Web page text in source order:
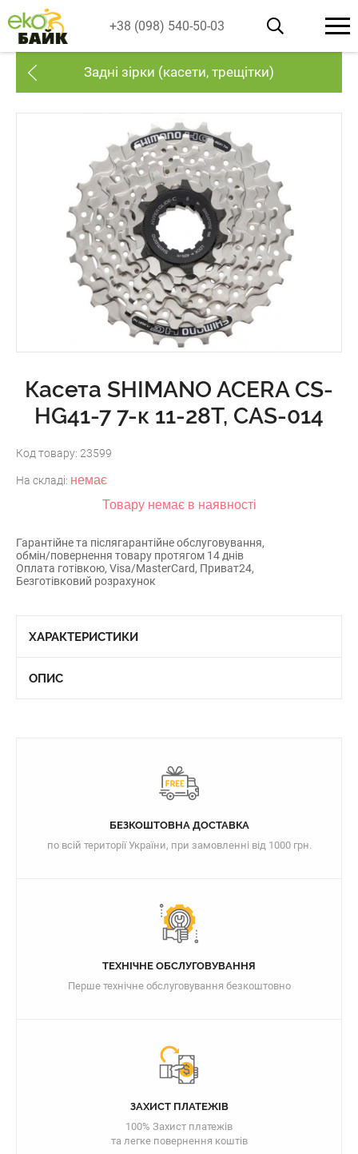
+38 (098) 540-50-03
Задні зірки (касети, трещітки)
Касета SHIMANO ACERA CS-
HG41-7 7-к 11-28T, CAS-014
Код товару: 23599
На складі: немає
Товару немає в наявності
Гарантійне та післягарантійне обслуговування,
обмін/повернення товару протягом 14 днів
Оплата готівкою, Visa/MasterCard, Приват24,
Безготівковий розрахунок
ХАРАКТЕРИСТИКИ
ОПИС
БЕЗКОШТОВНА ДОСТАВКА
по всій території України, при замовленні від 1000 грн.
ТЕХНІЧНЕ ОБСЛУГОВУВАННЯ
Перше технічне обслуговування безкоштовно
ЗАХИСТ ПЛАТЕЖІВ
100% Захист платежів
та легке повернення коштів